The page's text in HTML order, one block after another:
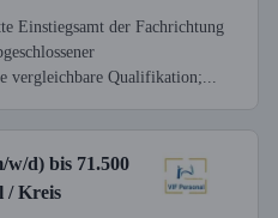
Einstiegsamt der Fachrichtung
vergleichbare Qualifikation;...
w/d) bis 71.500
/ Kreis